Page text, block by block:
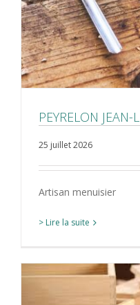
PEYRELON JEAN-
25 juillet 2026
Artisan menuisier
> Lire la suite